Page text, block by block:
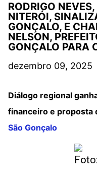
RODRIGO
NITERÓI,
GONÇALO, E
NELSON,
GONÇALO PARA
dezembro 09, 2025
Diálogo regional
financeiro e proposta
São Gonçalo